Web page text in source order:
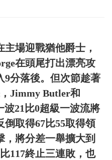
場迎戰猶他爵士，
在頭尾打出漂亮攻
9分落後。但次節趁著
Jimmy Butler和
波21比0超級一波流將
倒取得67比55取得領
，將分差一舉擴大到
117終止三連敗，也